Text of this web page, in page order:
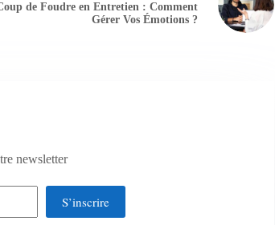
de Foudre en Entretien : Comment
Gérer Vos Émotions ?
newsletter
S’inscrire